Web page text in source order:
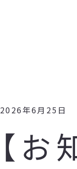
2026年6月25日
【